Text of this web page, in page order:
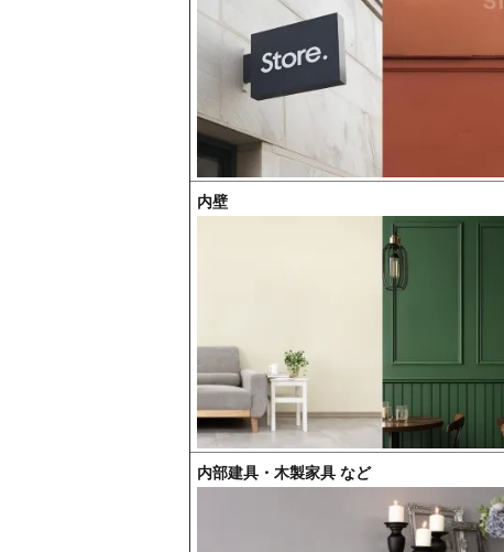
内壁
内部建具・木製家具 など